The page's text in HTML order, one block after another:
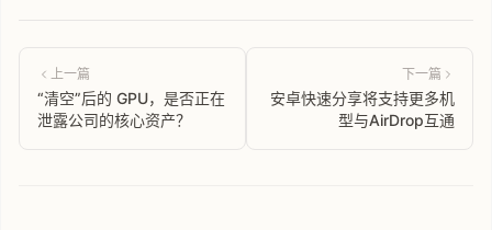
上一篇
“清空”后的 GPU，是否正在
泄露公司的核心资产？
下一篇
安卓快速分享将支持更多机
型与AirDrop互通